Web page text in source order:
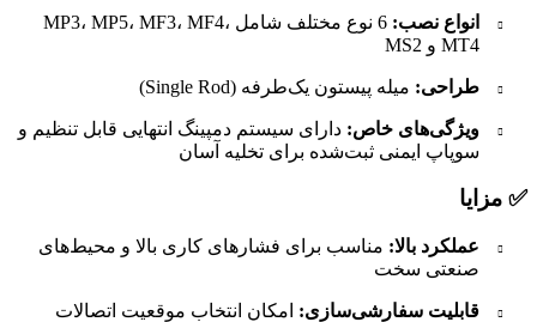
انواع نصب:
6 نوع مختلف شامل MP3، MP5، MF3، MF4،
MT4 و MS2
طراحی: میله پیستون یک‌طرفه (Single Rod)
ویژگی‌های خاص: دارای سیستم دمپینگ انتهایی قابل تنظیم و
سوپاپ ایمنی ثبت‌شده برای تخلیه آسان
✅ مزایا
عملکرد بالا: مناسب برای فشارهای کاری بالا و محیط‌های
صنعتی سخت
قابلیت سفارشی‌سازی: امکان انتخاب موقعیت اتصالات